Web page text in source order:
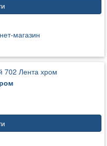
магазин